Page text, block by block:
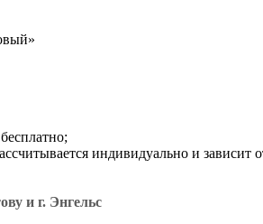
индивидуально и
и г. Энгельс